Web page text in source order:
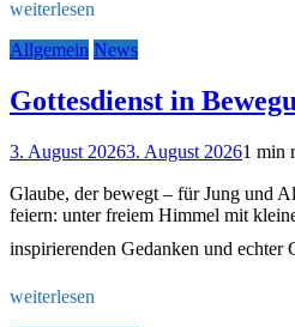
weiterlesen
Allgemein News
Gottesdienst in
3. August 20263. August 20261 min
Glaube, der bewegt – für Jung und
feiern: unter freiem Himmel mit
inspirierenden Gedanken und echter
weiterlesen